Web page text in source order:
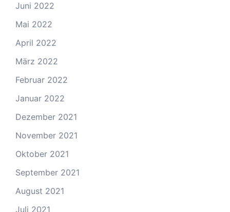
Juni 2022
Mai 2022
April 2022
März 2022
Februar 2022
Januar 2022
Dezember 2021
November 2021
Oktober 2021
September 2021
August 2021
Juli 2021